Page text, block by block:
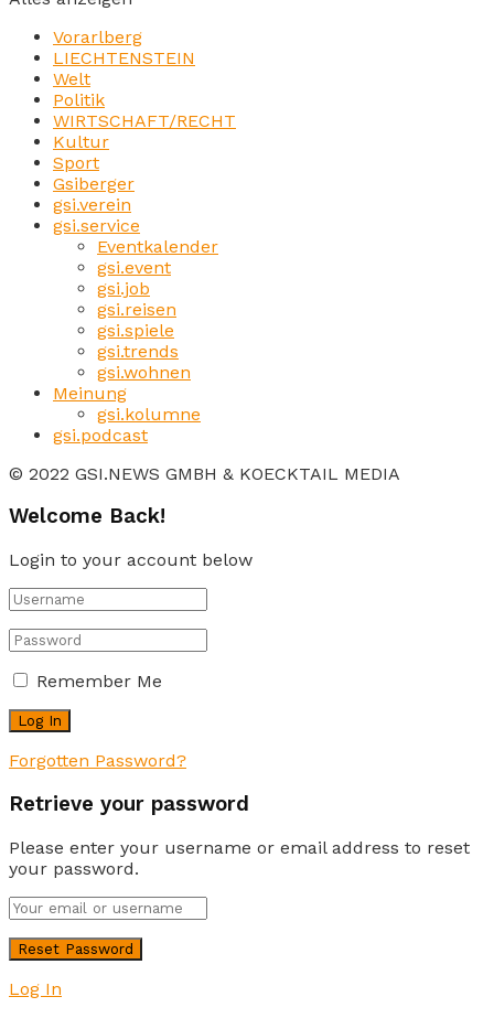
Vorarlberg
LIECHTENSTEIN
Welt
Politik
WIRTSCHAFT/RECHT
Kultur
Sport
Gsiberger
gsi.verein
gsi.service
Eventkalender
gsi.event
gsi.job
gsi.reisen
gsi.spiele
gsi.trends
gsi.wohnen
Meinung
gsi.kolumne
gsi.podcast
© 2022 GSI.NEWS GMBH & KOECKTAIL MEDIA
Welcome Back!
Login to your account below
Remember Me
Forgotten Password?
Retrieve your password
Please enter your username or email address to reset
your password.
Log In